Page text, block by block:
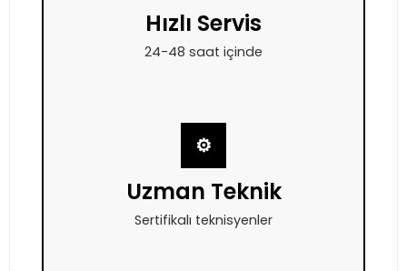
Hızlı Servis
24-48 saat içinde
⚙
Uzman Teknik
Sertifikalı teknisyenler